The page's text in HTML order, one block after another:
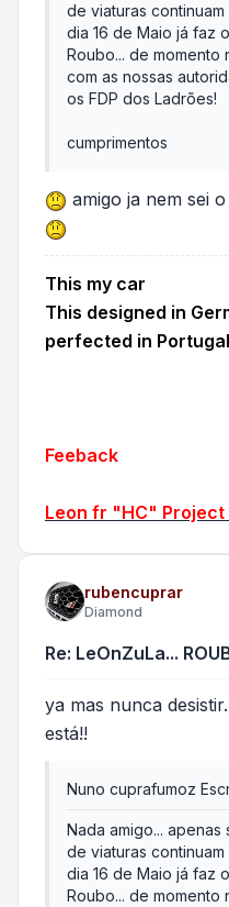
de viaturas
dia 16 de Maio já faz
Roubo... de momento
com as nossas
os FDP dos Ladrões!
cumprimentos
amigo ja nem sei
This my car
This designed in
perfected in
Feeback
Leon fr "HC" Project
rubencuprar
Diamond
Re: LeOnZuLa...
ya mas nunca
está!!
Nuno cuprafumoz
Nada amigo...
de viaturas
dia 16 de Maio já faz
Roubo... de momento